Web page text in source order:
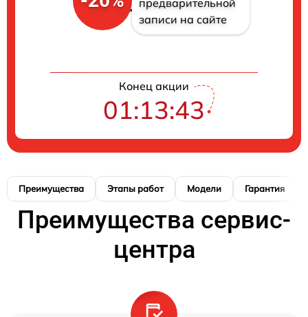
предварительной
записи на сайте
Конец акции
01:13:42
Преимущества Этапы работ Модели Гарантия
Преимущества сервис-
центра